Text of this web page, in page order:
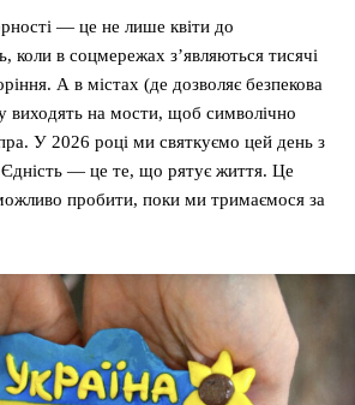
— це не лише квіти до
коли в соцмережах з’являються тисячі
А в містах (де дозволяє безпекова
виходять на мости, щоб символічно
У 2026 році ми святкуємо цей день з
— це те, що рятує життя. Це
пробити, поки ми тримаємося за